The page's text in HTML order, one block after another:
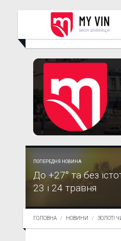
ПОПЕРЕДНЯ НОВИНА
До +27° та без
23 і 24 травня
ГОЛОВНА НОВИНИ ЗОЛОТІ